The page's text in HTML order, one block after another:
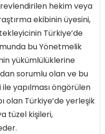
hekim veya
ekibinin üyesini,
Türkiye’de
bu Yönetmelik
yükümlülüklerine
sorumlu olan ve bu
yapılması öngörülen
olan Türkiye’de yerleşik
tüzel kişileri,